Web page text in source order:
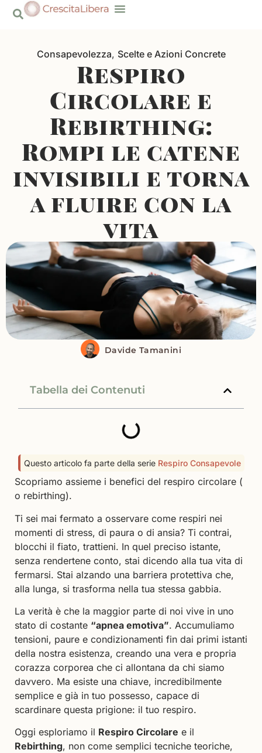
Consapevolezza, Scelte e Azioni Concrete
Respiro
Circolare e
Rebirthing:
Rompi le catene
invisibili e torna
a fluire con la
vita
Davide Tamanini
Tabella dei Contenuti
Questo articolo fa parte della serie Respiro Consapevole
Scopriamo assieme i benefici del respiro circolare (
o rebirthing).
Ti sei mai fermato a osservare come respiri nei
momenti di stress, di paura o di ansia? Ti contrai,
blocchi il fiato, trattieni. In quel preciso istante,
senza rendertene conto, stai dicendo alla tua vita di
fermarsi. Stai alzando una barriera protettiva che,
alla lunga, si trasforma nella tua stessa gabbia.
La verità è che la maggior parte di noi vive in uno
stato di costante “apnea emotiva”. Accumuliamo
tensioni, paure e condizionamenti fin dai primi istanti
della nostra esistenza, creando una vera e propria
corazza corporea che ci allontana da chi siamo
davvero. Ma esiste una chiave, incredibilmente
semplice e già in tuo possesso, capace di
scardinare questa prigione: il tuo respiro.
Oggi esploriamo il Respiro Circolare e il
Rebirthing, non come semplici tecniche teoriche,